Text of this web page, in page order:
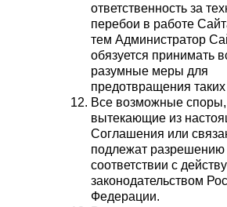
ответственность за
перебои в работе
тем Администратор
обязуется принимать
разумные меры для
предотвращения
Все возможные споры,
вытекающие из
Соглашения или
подлежат разрешению
соответствии с
законодательством
Федерации.